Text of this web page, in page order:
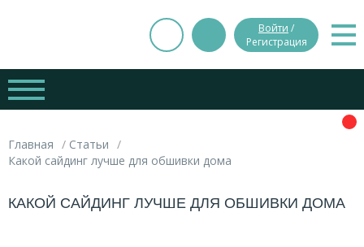
Войти /
Регистрация
Главная
Статьи
Какой сайдинг лучше для обшивки дома
КАКОЙ САЙДИНГ ЛУЧШЕ ДЛЯ ОБШИВКИ ДОМА